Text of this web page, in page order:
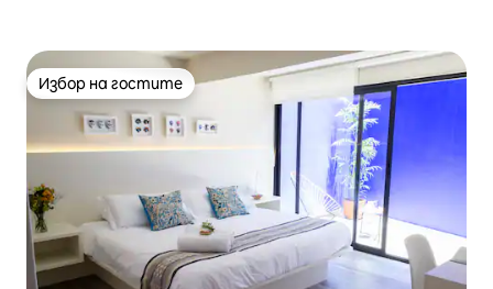
Избор на гостите
Избор на гостите